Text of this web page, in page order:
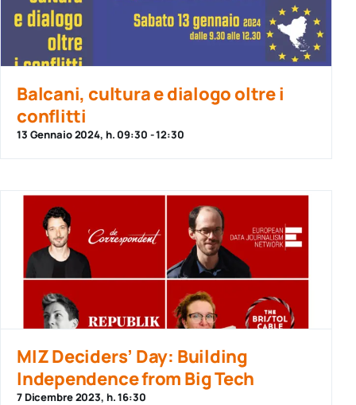
Balcani, cultura e dialogo oltre i
conflitti
13 Gennaio 2024, h. 09:30 -12:30
MIZ Deciders’ Day: Building
Independence from Big Tech
7 Dicembre 2023, h. 16:30